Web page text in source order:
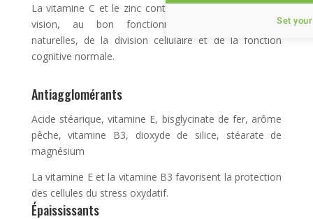
La vitamine C et le zinc contribuent au maintien de la
vision, au bon fonctionnement des défenses
naturelles, de la division cellulaire et de la fonction
cognitive normale.
Antiagglomérants
Acide stéarique, vitamine E, bisglycinate de fer, arôme
pêche, vitamine B3, dioxyde de silice, stéarate de
magnésium
La vitamine E et la vitamine B3 favorisent la protection
des cellules du stress oxydatif.
Épaississants
Set